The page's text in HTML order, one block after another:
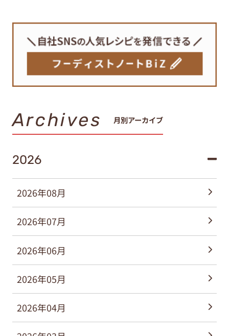
Archives 月別アーカイブ
2026
2026年08月
2026年07月
2026年06月
2026年05月
2026年04月